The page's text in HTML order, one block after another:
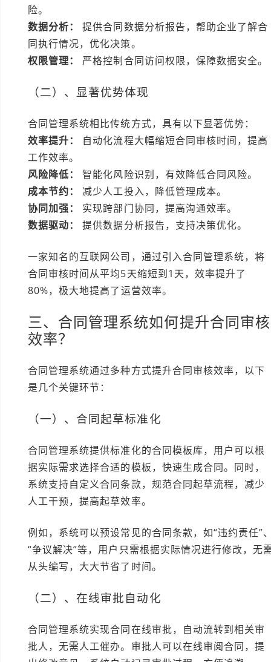
险。
数据分析：
提供合同数据分析报告，帮助企业了解合
同执行情况，优化决策。
权限管理：
严格控制合同访问权限，保障数据安全。
（二）、显著优势体现
合同管理系统相比传统方式，具有以下显著优势：
效率提升：
自动化流程大幅缩短合同审核时间，提高
工作效率。
风险降低：
智能化风险识别，有效降低合同风险。
成本节约：
减少人工投入，降低管理成本。
协同加强：
实现跨部门协同，提高沟通效率。
数据驱动：
提供数据分析报告，支持决策优化。
一家知名的互联网公司，通过引入合同管理系统，将
合同审核时间从平均5天缩短到1天，效率提升了
80%，极大地提高了运营效率。
三、合同管理系统如何提升合同审核
效率？
合同管理系统通过多种方式提升合同审核效率，以下
是几个关键环节：
（一）、合同起草标准化
合同管理系统提供标准化的合同模板库，用户可以根
据实际需求选择合适的模板，快速生成合同。同时，
系统支持自定义合同条款，规范合同起草流程，减少
人工干预，提高起草效率。
例如，系统可以预设常见的合同条款，如“违约责任”
“争议解决”等，用户只需根据实际情况进行修改，无
从头编写，大大节省了时间。
（二）、在线审批自动化
合同管理系统实现合同在线审批，自动流转到相关审
批人，无需人工催办。审批人可以在线审阅合同，提